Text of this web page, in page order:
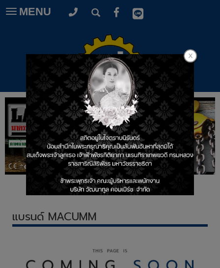
Toggle
MENU
แบรนด์ MACUMM